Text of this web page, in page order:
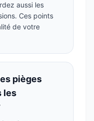
aussi les
Ces points
de votre
pièges
les